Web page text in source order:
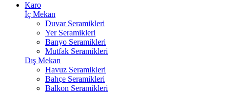
Karo
İç Mekan
Duvar Seramikleri
Yer Seramikleri
Banyo Seramikleri
Mutfak Seramikleri
Dış Mekan
Havuz Seramikleri
Bahçe Seramikleri
Balkon Seramikleri